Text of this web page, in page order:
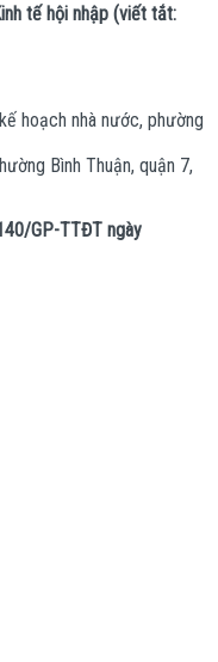
tế hội nhập (viết tắt:
hoạch nhà nước, phường
Bình Thuận, quận 7,
GP-TTĐT ngày